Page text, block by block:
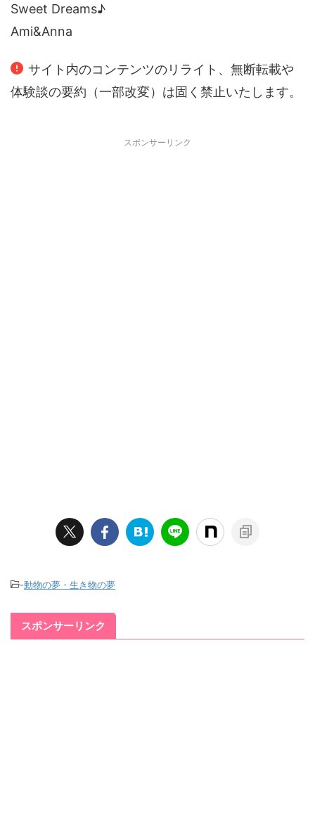
Sweet Dreams♪
Ami&Anna
サイト内のコンテンツのリライト、無断転載や
体験談の要約（一部改変）は固く禁止いたします。
スポンサーリンク
-動物の夢・生き物の夢
スポンサーリンク